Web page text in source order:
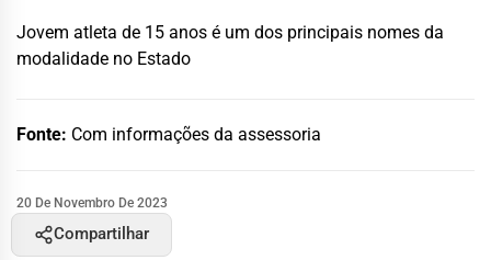
Jovem atleta de 15 anos é um dos principais nomes da
modalidade no Estado
Fonte: Com informações da assessoria
20 De Novembro De 2023
Compartilhar